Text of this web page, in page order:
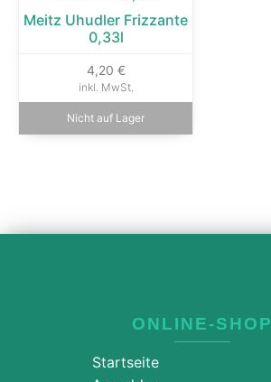
Meitz Uhudler Frizzante
0,33l
4,20 €
inkl. MwSt.
Nicht auf Lager
ONLINE-SHOP
Startseite